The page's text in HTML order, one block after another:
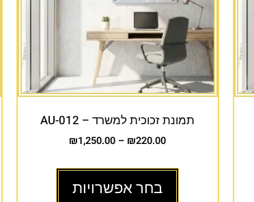
תמונת זכוכית למשרד – AU-012
₪220.00
–
₪1,250.00
בחר אפשרויות